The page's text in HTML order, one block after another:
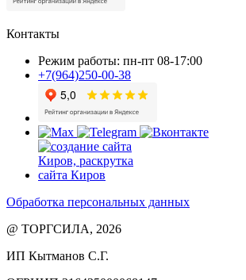
Контакты
Режим работы: пн-пт 08-17:00
+7(964)250-00-38
Обработка персональных данных
@ ТОРГСИЛА, 2026
ИП Кытманов С.Г.